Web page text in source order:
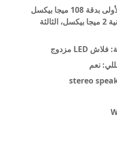
الكاميرا الخلفية: ثلاثية الأولى بدقة 108 ميجا بيكسل
ميجا بيكسل، الثالثة
فلاش LED مزدوج